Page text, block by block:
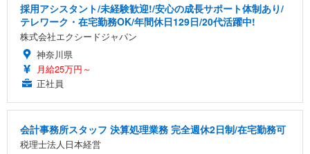
採用アシスタント/未経験歓迎!/安心の成長サポート体制あり/
テレワーク・在宅勤務OK/年間休日129日/20代活躍中!
株式会社エクシードジャパン
神奈川県
月給25万円～
正社員
会計事務所スタッフ 決算処理業務 完全週休2日制/在宅勤務可
税理士法人日本経営